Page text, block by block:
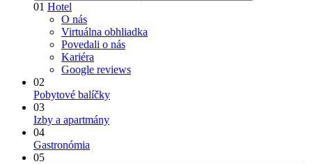
01 Hotel
O nás
Virtuálna obhliadka
Povedali o nás
Kariéra
Google reviews
02
Pobytové balíčky
03
Izby a apartmány
04
Gastronómia
05